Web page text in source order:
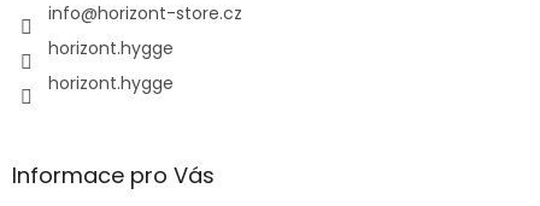
info@horizont-store.cz
horizont.hygge
horizont.hygge
Informace pro Vás